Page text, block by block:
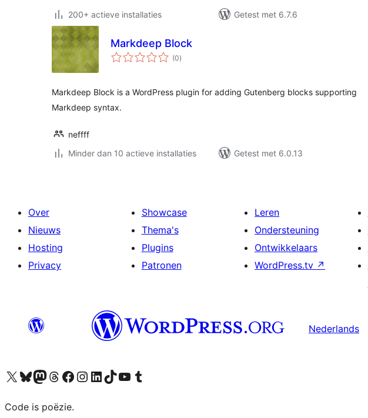
200+ actieve installaties
Getest met 6.7.6
Markdeep Block
(0totaal
waarderingen
)
Markdeep Block is a WordPress plugin for adding Gutenberg blocks supporting
Markdeep syntax.
neffff
Minder dan 10 actieve installaties
Getest met 6.0.13
Over
Nieuws
Hosting
Privacy
Showcase
Thema's
Plugins
Patronen
Leren
Ondersteuning
Ontwikkelaars
WordPress.tv ↗
Nederlands
Bezoek ons X (voorheen Twitter) account
Bezoek ons Bluesky account
Bezoek ons Mastodon account
Bezoek ons Threads account
Onze Facebook pagina bezoeken
Bezoek ons Instagram account
Bezoek ons LinkedIn account
Bezoek ons TikTok account
Bezoek ons YouTube kanaalBezoek ons Tumblr account
Code is poëzie.